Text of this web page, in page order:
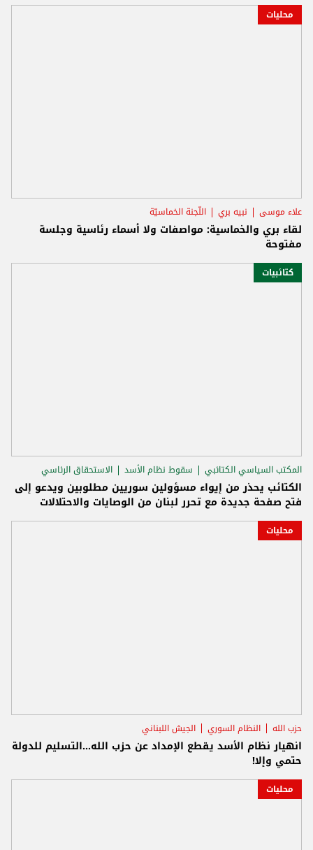
محليات
علاء موسى نبيه بري اللّجنة الخماسيّة
لقاء بري والخماسية: مواصفات ولا أسماء رئاسية وجلسة
مفتوحة
كتائبيات
المكتب السياسي الكتائبي سقوط نظام الأسد الاستحقاق الرئاسي
الكتائب يحذر من إيواء مسؤولين سوريين مطلوبين ويدعو إلى
فتح صفحة جديدة مع تحرر لبنان من الوصايات والاحتلالات
محليات
حزب الله النظام السوري الجيش اللبناني
انهيار نظام الأسد يقطع الإمداد عن حزب الله...التسليم للدولة
حتمي وإلا!
محليات